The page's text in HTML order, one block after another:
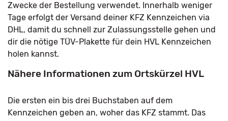
Zwecke der Bestellung verwendet. Innerhalb weniger
Tage erfolgt der Versand deiner KFZ Kennzeichen via
DHL, damit du schnell zur Zulassungsstelle gehen und
dir die nötige TÜV-Plakette für dein HVL Kennzeichen
holen kannst.
Nähere Informationen zum Ortskürzel HVL
Die ersten ein bis drei Buchstaben auf dem
Kennzeichen geben an, woher das KFZ stammt. Das